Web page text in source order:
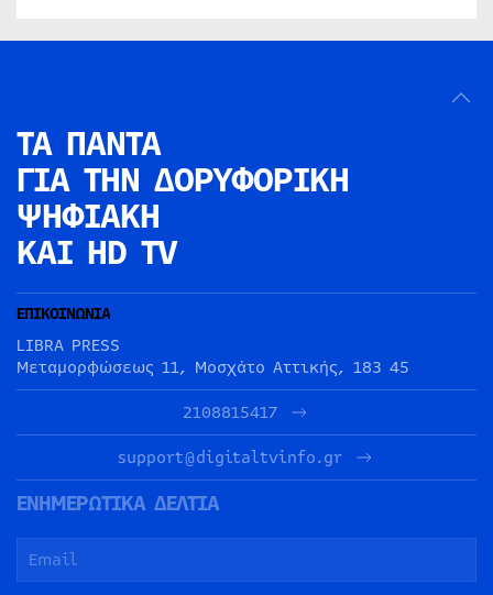
ΤΑ ΠΑΝΤΑ
ΓΙΑ ΤΗΝ ΔΟΡΥΦΟΡΙΚΗ
ΨΗΦΙΑΚΗ
ΚΑΙ HD TV
ΕΠΙΚΟΙΝΩΝΙΑ
LIBRA PRESS
Μεταμορφώσεως 11, Μοσχάτο Αττικής, 183 45
2108815417
support@digitaltvinfo.gr
ΕΝΗΜΕΡΩΤΙΚΑ ΔΕΛΤΙΑ